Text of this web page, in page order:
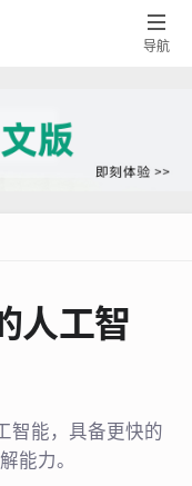

导航
人工智
智能，具备更快的
能力。